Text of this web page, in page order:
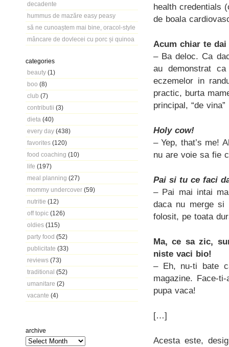
decadente
hummus de mazăre easy peasy
să ne cunoaștem mai bine, oracol-style
mâncare de dovlecei cu porc și quinoa
categories
beauty (1)
boo (8)
club (7)
contributii (3)
dieta (40)
every day (438)
favorites (120)
food coaching (10)
life (197)
meal planning (27)
mommy undercover (59)
nutritie (12)
off topic (126)
oldies (115)
party food (52)
publicitate (33)
reviews (73)
traditional (52)
umanitare (2)
vacante (4)
archive
health credentials
de boala
Acum chiar te dai
– Ba deloc. Ca
au demonstrat
eczemelor in
practic, burta
principal, “de
Holy cow!
– Yep, that’s me!
nu are voie sa fie
Pai si tu ce faci
– Pai mai intai
daca nu merge si
folosit, pe toata
Ma, ce sa zic,
niste vaci bio!
– Eh, nu-ti bate
magazine. Face-
pupa vaca!
[…]
Acesta este,